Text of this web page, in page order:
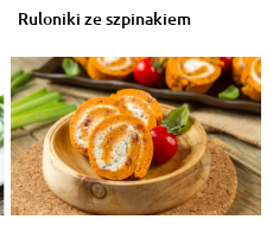
Ruloniki ze szpinakiem